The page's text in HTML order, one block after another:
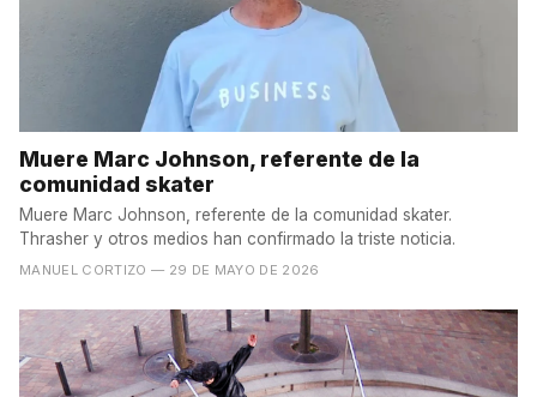
Muere Marc Johnson, referente de la
comunidad skater
Muere Marc Johnson, referente de la comunidad skater.
Thrasher y otros medios han confirmado la triste noticia.
MANUEL CORTIZO — 29 DE MAYO DE 2026